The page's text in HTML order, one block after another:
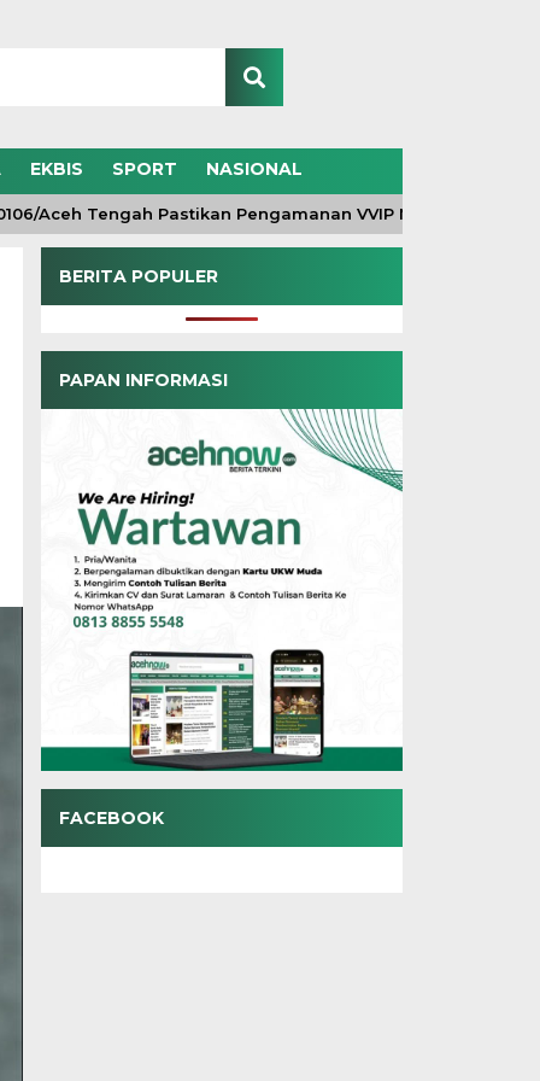
EKBIS SPORT NASIONAL
Aceh Tengah Pastikan Pengamanan VVIP Maksimal,
BERITA POPULER
PAPAN INFORMASI
FACEBOOK